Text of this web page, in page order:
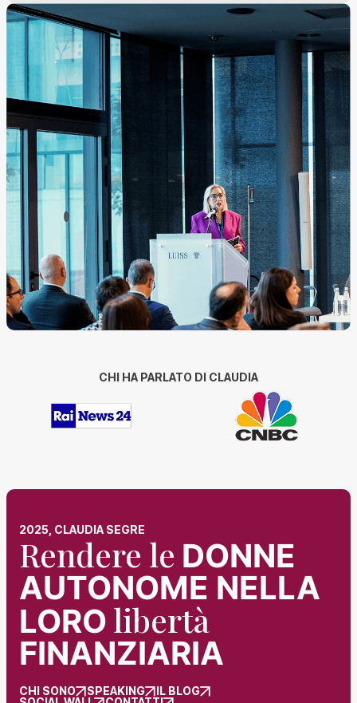
CHI HA PARLATO DI CLAUDIA
2025, CLAUDIA SEGRE
Rendere le DONNE
AUTONOME NELLA
LORO libertà
FINANZIARIA
CHI SONO SPEAKING
IL BLOG